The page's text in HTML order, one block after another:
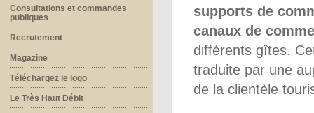
Consultations et commandes
publiques
Recrutement
Magazine
Téléchargez le logo
Le Très Haut Débit
supports de
canaux de
différents gîtes.
traduite par une
de la clientèle